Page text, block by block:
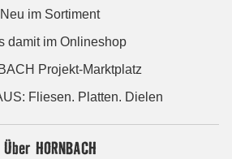
Neu im Sortiment
damit im Onlineshop
Projekt-Marktplatz
Fliesen. Platten. Dielen
Über HORNBACH